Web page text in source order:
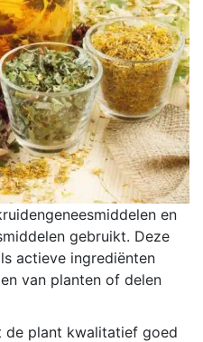
en
gebruikt. Deze
actieve ingrediënten
van planten of delen
de plant kwalitatief goed